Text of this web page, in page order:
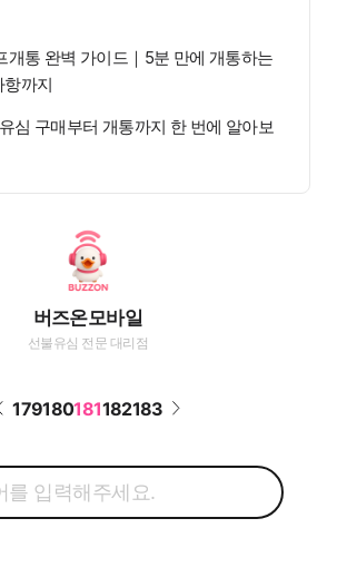
개통 완벽 가이드｜5분 만에 개통하는
까지
심 구매부터 개통까지 한 번에 알아보
버즈온모바일
선불유심 전문 대리점
179180181182183